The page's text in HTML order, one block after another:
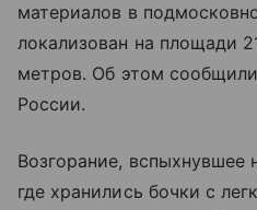
материалов в
локализован на площади
метров. Об этом
России.
Возгорание, вспыхнувшее
где хранились бочки с